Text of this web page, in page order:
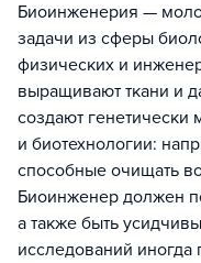
Биоинженерия —
задачи из сферы
физических и
выращивают ткани и
создают
и биотехнологии:
способные очищать
Биоинженер должен
а также быть
исследований иногда